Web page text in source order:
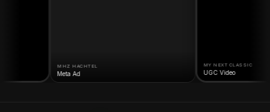
MHZ HACHTEL
Meta Ad
MY NEXT CLASSIC
UGC Video